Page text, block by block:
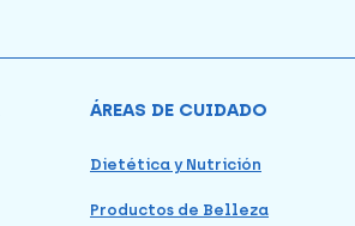
ÁREAS DE CUIDADO
Dietética y Nutrición
Productos de Belleza